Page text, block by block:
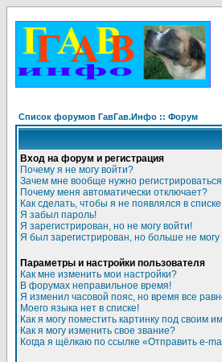
Список форумов ГавГав.Инфо :: Форум
Вход на форум и регистрация
Почему я не могу войти?
Зачем мне вообще нужно
Почему меня автоматически отключает?
Как сделать, чтобы я не появлялся в
Я забыл пароль!
Я зарегистрирован, но не могу войти!
Я был зарегистрирован, но больше не могу
Параметры и настройки пользователя
Как мне изменить мои настройки?
В форумах неправильное время!
Я изменил часовой пояс, но время все
Моего языка нет в списке!
Как я могу поместить картинку под своим
Как я могу изменить свое звание?
Когда я щёлкаю по ссылке «Отправить e-